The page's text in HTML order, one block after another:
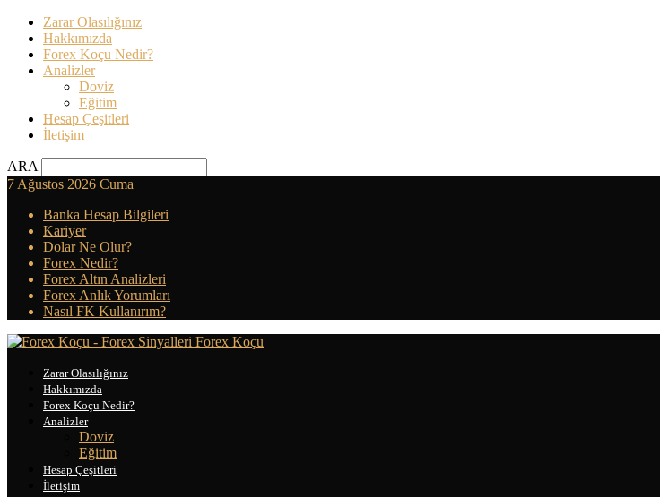
Zarar Olasılığınız
Hakkımızda
Forex Koçu Nedir?
Analizler
Doviz
Eğitim
Hesap Çeşitleri
İletişim
ARA
7 Ağustos 2026 Cuma
Banka Hesap Bilgileri
Kariyer
Dolar Ne Olur?
Forex Nedir?
Forex Altın Analizleri
Forex Anlık Yorumları
Nasıl FK Kullanırım?
Forex Koçu
Zarar Olasılığınız
Hakkımızda
Forex Koçu Nedir?
Analizler
Doviz
Eğitim
Hesap Çeşitleri
İletişim